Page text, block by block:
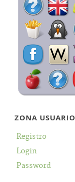
ZONA USUARIO
Registro
Login
Password